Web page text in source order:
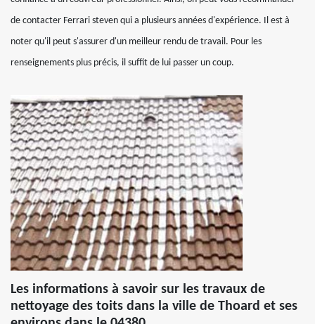
de contacter Ferrari steven qui a plusieurs années d'expérience. Il est à
noter qu'il peut s'assurer d'un meilleur rendu de travail. Pour les
renseignements plus précis, il suffit de lui passer un coup.
Les informations à savoir sur les travaux de
nettoyage des toits dans la ville de Thoard et ses